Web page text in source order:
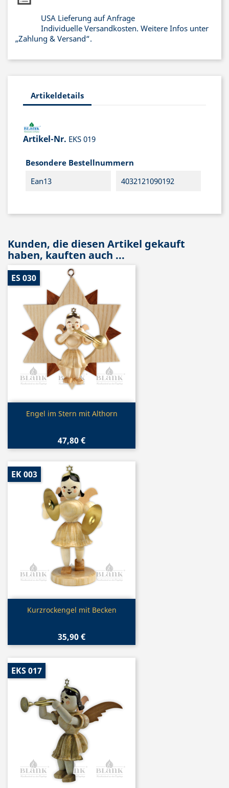
USA Lieferung auf Anfrage
Individuelle Versandkosten. Weitere Infos unter
„Zahlung & Versand“.
Artikeldetails
Artikel-Nr. EKS 019
Besondere Bestellnummern
Ean13
4032121090192
Kunden, die diesen Artikel gekauft
haben, kauften auch ...
 Vorschau
Engel im Stern mit Althorn
47,80 €
ES 030
Vorschau
Kurzrockengel mit Becken
35,90 €
EK 003
EKS 017